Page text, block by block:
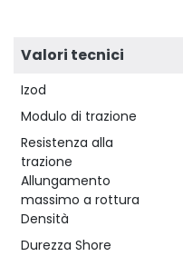
Valori tecnici
Izod
Modulo di trazione
Resistenza alla
trazione
Allungamento
massimo a rottura
Densità
Durezza Shore